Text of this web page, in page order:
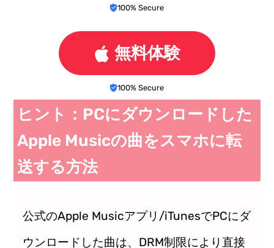
100% Secure
無料体験
100% Secure
ヒント：PCにダウンロードした
Apple Musicの曲をスマホに転
送する方法
公式のApple Musicアプリ/iTunesでPCにダ
ウンロードした曲は、DRM制限により直接